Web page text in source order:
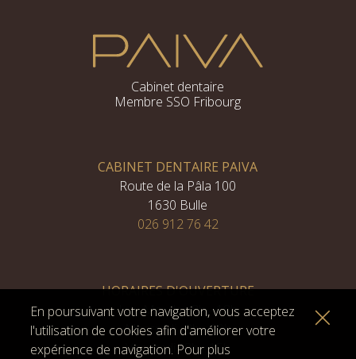
Cabinet dentaire
Membre SSO Fribourg
CABINET DENTAIRE PAIVA
Route de la Pâla 100
1630 Bulle
026 912 76 42
HORAIRES D'OUVERTURE
Lu - Ma - Je : 8h - 18h
Mercredi : 8h - 19h
Vendredi : 8h - 15h
En poursuivant votre navigation, vous acceptez
l'utilisation de cookies afin d'améliorer votre
expérience de navigation. Pour plus